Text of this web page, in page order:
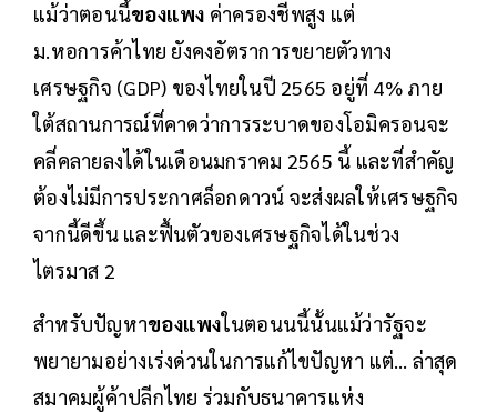
แม้ว่าตอนนี้ของแพง ค่าครองชีพสูง แต่
ม.หอการค้าไทย ยังคงอัตราการขยายตัวทาง
เศรษฐกิจ (GDP) ของไทยในปี 2565 อยู่ที่ 4% ภาย
ใต้สถานการณ์ที่คาดว่าการระบาดของโอมิครอนจะ
คลี่คลายลงได้ในเดือนมกราคม 2565 นี้ และที่สำคัญ
ต้องไม่มีการประกาศล็อกดาวน์ จะส่งผลให้เศรษฐกิจ
จากนี้ดีขึ้น และฟื้นตัวของเศรษฐกิจได้ในช่วง
ไตรมาส 2
สำหรับปัญหาของแพงในตอนนนี้นั้นแม้ว่ารัฐจะ
พยายามอย่างเร่งด่วนในการแก้ไขปัญหา แต่… ล่าสุด
สมาคมผู้ค้าปลีกไทย ร่วมกับธนาคารแห่ง